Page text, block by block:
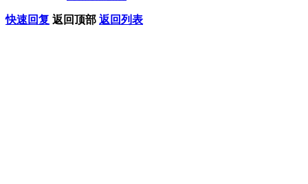
快速回复 返回顶部 返回列表